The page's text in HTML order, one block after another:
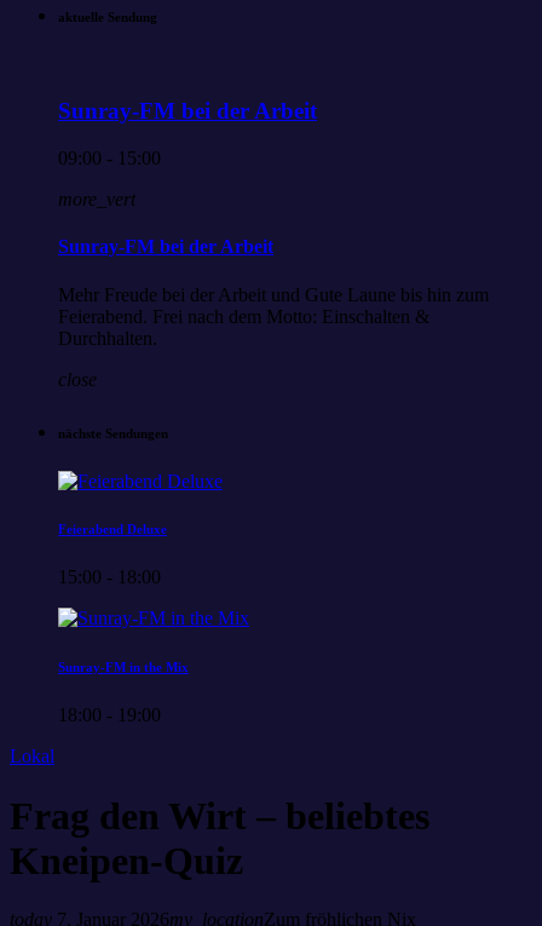
aktuelle Sendung
Sunray-FM bei der Arbeit
09:00 - 15:00
more_vert
Sunray-FM bei der Arbeit
Mehr Freude bei der Arbeit und Gute Laune bis hin zum
Feierabend. Frei nach dem Motto: Einschalten &
Durchhalten.
close
nächste Sendungen
Feierabend Deluxe
15:00 - 18:00
Sunray-FM in the Mix
18:00 - 19:00
Lokal
Frag den Wirt – beliebtes
Kneipen-Quiz
today 7. Januar 2026my_locationZum fröhlichen Nix